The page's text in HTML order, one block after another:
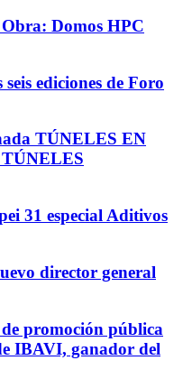
Domos HPC
ediciones de Foro
TÚNELES EN
31 especial Aditivos
director general
promoción pública
IBAVI, ganador del